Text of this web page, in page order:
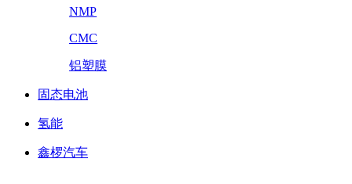
NMP
CMC
铝塑膜
固态电池
氢能
鑫椤汽车